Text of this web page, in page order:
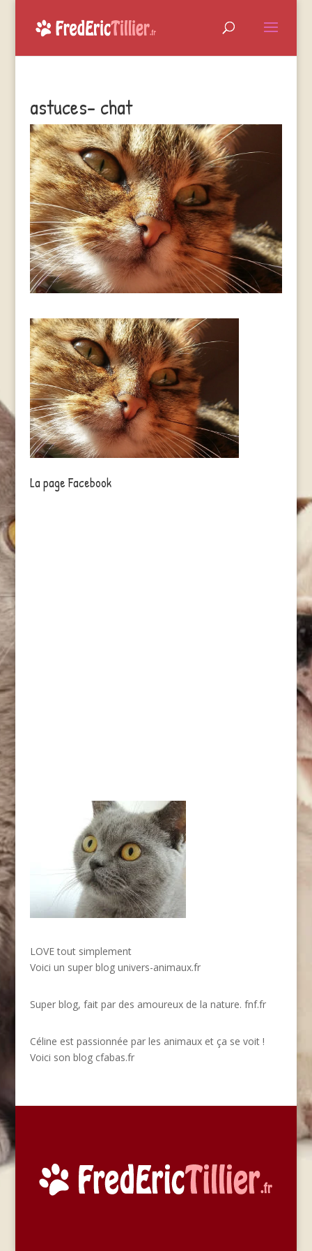
astuces- chat
La page Facebook
LOVE tout simplement
Voici un super blog univers-animaux.fr
Super blog, fait par des amoureux de la nature. fnf.fr
Céline est passionnée par les animaux et ça se voit !
Voici son blog cfabas.fr